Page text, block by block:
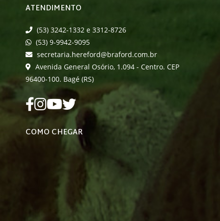
ATENDIMENTO
(53) 3242-1332 e 3312-8726
(53) 9-9942-9095
secretaria.hereford@braford.com.br
Avenida General Osório, 1.094 - Centro. CEP
96400-100. Bagé (RS)
COMO CHEGAR